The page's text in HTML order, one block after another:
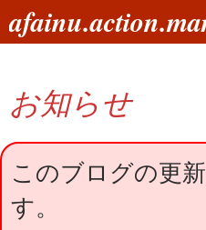
ン
へ
ス
キ
プ
索
お知らせ
このブログの更
す。